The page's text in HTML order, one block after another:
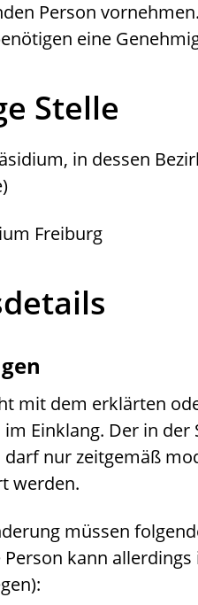
Person
eine
Stelle
in dessen
Freiburg
mit dem erklärten
Einklang. Der in
nur zeitgemäß
werden.
müssen
kann